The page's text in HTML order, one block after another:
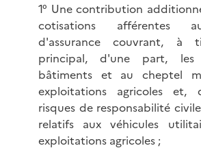
1° Une contribution
cotisations afférentes
d'assurance couvrant, à
principal, d'une part, les
bâtiments et au cheptel
exploitations agricoles et,
risques de responsabilité
relatifs aux véhicules
exploitations agricoles ;